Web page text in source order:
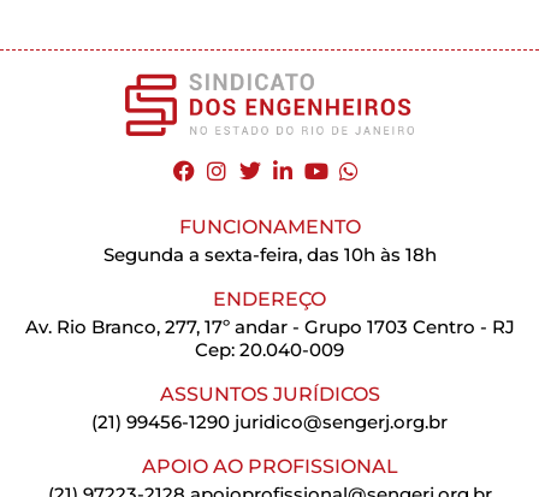
FUNCIONAMENTO
Segunda a sexta-feira, das 10h às 18h
ENDEREÇO
Av. Rio Branco, 277, 17º andar - Grupo 1703 Centro - RJ
Cep: 20.040-009
ASSUNTOS JURÍDICOS
(21) 99456-1290 juridico@sengerj.org.br
APOIO AO PROFISSIONAL